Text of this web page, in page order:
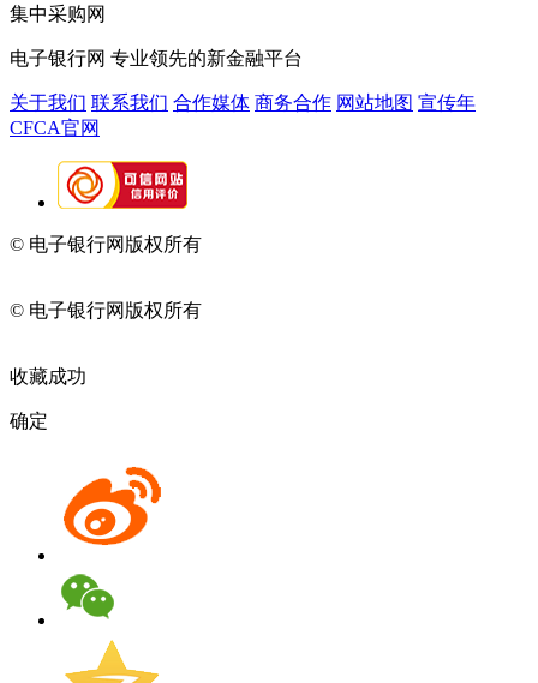
集中采购网
电子银行网 专业领先的新金融平台
关于我们 联系我们 合作媒体 商务合作 网站地图 宣传年
CFCA官网
© 电子银行网版权所有
© 电子银行网版权所有
收藏成功
确定